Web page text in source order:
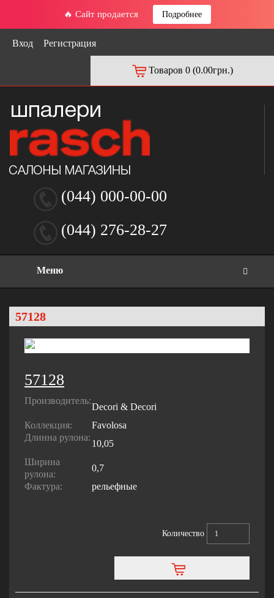
🔥 Сайт продается Подробнее
Вход Регистрация
Товаров 0 (0.00грн.)
(044) 000-00-00
(044) 276-28-27
Меню
57128
57128
Производитель:
Decori & Decori
Коллекция:
Favolosa
Длинна рулона:
10,05
Ширина
рулона:
0,7
Фактура:
рельефные
Количество